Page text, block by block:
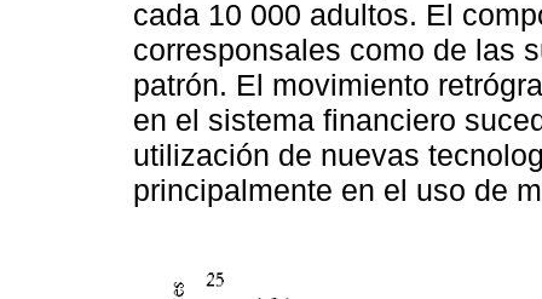
cada 10 000 adultos. El
corresponsales como de las
patrón. El movimiento
en el sistema financiero
utilización de nuevas
principalmente en el uso de